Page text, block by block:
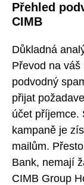
Přehled
CIMB
Důkladná
Převod na váš
podvodný
přijat
účet příjemce.
kampaně je
mailům.
Bank, nemají
CIMB Group